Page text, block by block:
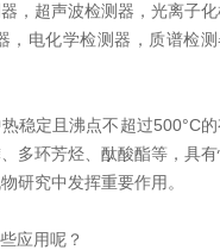
，超声波检测器，光离子
，电化学检测器，质谱检
定且沸点不超过500°C的
多环芳烃、酞酸酯等，具
研究中发挥重要作用。
应用呢？